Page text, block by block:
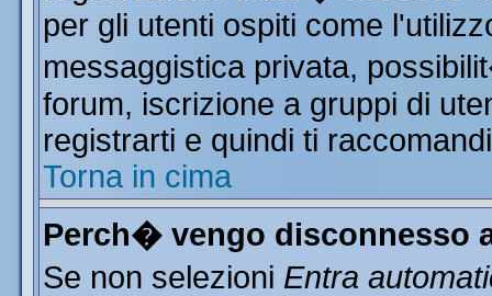
per gli utenti ospiti come
messaggistica privata,
forum, iscrizione a gruppi di
registrarti e quindi ti
Torna in cima
Perch� vengo disconnesso
Se non selezioni Entra